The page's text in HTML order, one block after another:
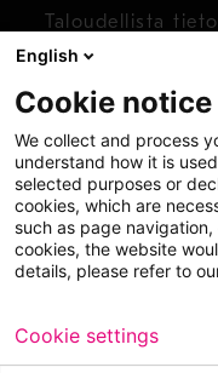
Taloudellista
Osakkeet
Raportoi
Whistleblower-
Copyright © 2026
English
Cookie notice
We collect and process
understand how it is
selected purposes or
cookies, which are
such as page
cookies, the website
details, please refer to
Cookie settings